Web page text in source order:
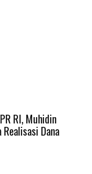
RI, Muhidin
Dana